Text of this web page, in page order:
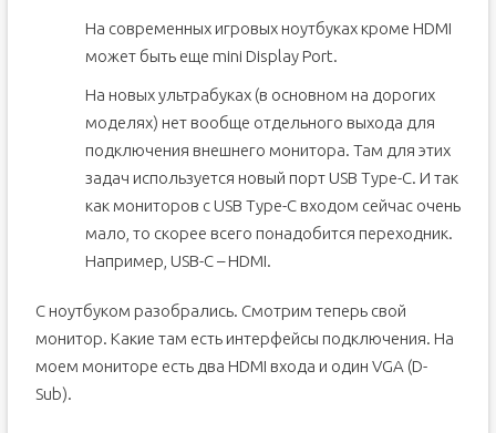
На современных игровых ноутбуках кроме HDMI
может быть еще mini Display Port.
На новых ультрабуках (в основном на дорогих
моделях) нет вообще отдельного выхода для
подключения внешнего монитора. Там для этих
задач используется новый порт USB Type-C. И так
как мониторов с USB Type-C входом сейчас очень
мало, то скорее всего понадобится переходник.
Например, USB-C – HDMI.
С ноутбуком разобрались. Смотрим теперь свой
монитор. Какие там есть интерфейсы подключения. На
моем мониторе есть два HDMI входа и один VGA (D-
Sub).